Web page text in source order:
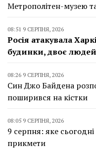
Метрополітен-музею
08:51 9 СЕРПНЯ, 2026
Росія атакувала
будинки, двоє
08:26 9 СЕРПНЯ, 2026
Син Джо Байдена
поширився на кістки
08:05 9 СЕРПНЯ, 2026
9 серпня: яке
прикмети